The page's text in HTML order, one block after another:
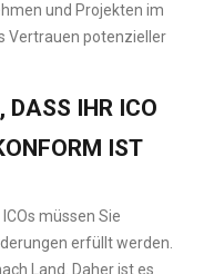
und Projekten im
Vertrauen potenzieller
DASS IHR ICO
IST
müssen Sie
erfüllt werden.
Land. Daher ist es